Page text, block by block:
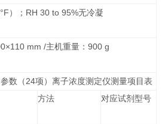
）； RH 30 to 95%无冷凝
mm /主机重量：900 g
数（24项）离子浓度测定仪测量项目表
方法 对应试剂型号